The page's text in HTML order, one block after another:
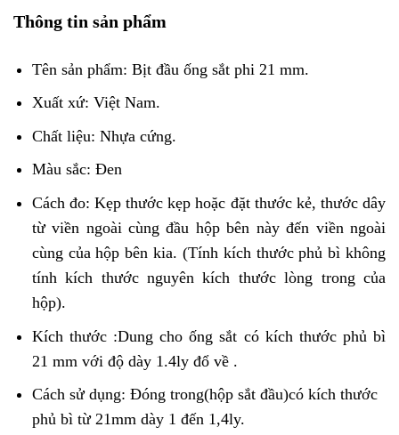
Thông tin sản phẩm
Tên sản phẩm: Bịt đầu ống sắt phi 21 mm.
Xuất xứ: Việt Nam.
Chất liệu: Nhựa cứng.
Màu sắc: Đen
Cách đo: Kẹp thước kẹp hoặc đặt thước kẻ, thước dây
từ viền ngoài cùng đầu hộp bên này đến viền ngoài
cùng của hộp bên kia. (Tính kích thước phủ bì không
tính kích thước nguyên kích thước lòng trong của
hộp).
Kích thước :Dung cho ống sắt có kích thước phủ bì
21 mm với độ dày 1.4ly đổ về .
Cách sử dụng: Đóng trong(hộp sắt đầu)có kích thước
phủ bì từ 21mm dày 1 đến 1,4ly.